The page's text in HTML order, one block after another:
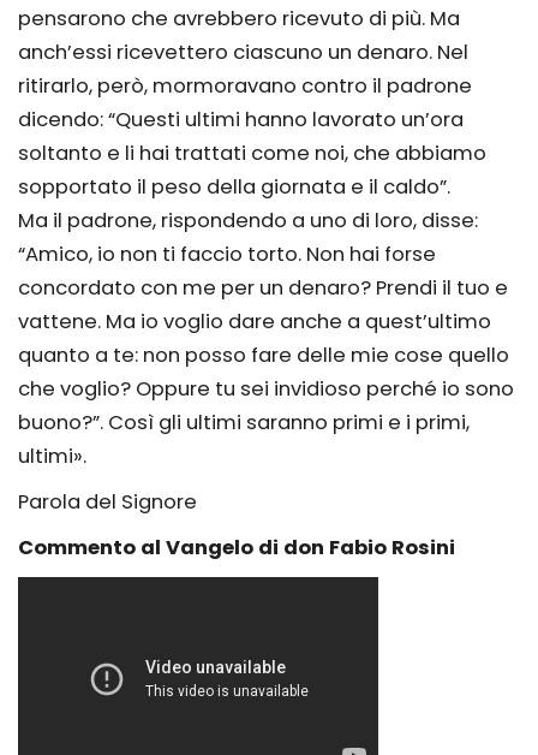
pensarono che avrebbero ricevuto di più. Ma
anch’essi ricevettero ciascuno un denaro. Nel
ritirarlo, però, mormoravano contro il padrone
dicendo: “Questi ultimi hanno lavorato un’ora
soltanto e li hai trattati come noi, che abbiamo
sopportato il peso della giornata e il caldo”.
Ma il padrone, rispondendo a uno di loro, disse:
“Amico, io non ti faccio torto. Non hai forse
concordato con me per un denaro? Prendi il tuo e
vattene. Ma io voglio dare anche a quest’ultimo
quanto a te: non posso fare delle mie cose quello
che voglio? Oppure tu sei invidioso perché io sono
buono?”. Così gli ultimi saranno primi e i primi,
ultimi».
Parola del Signore
Commento al Vangelo di don Fabio Rosini